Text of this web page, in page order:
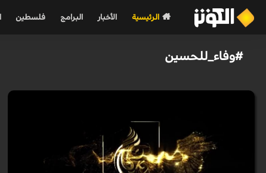
الرئيسية الأخبار البرامج فلسطين
#وفاء_للحسين